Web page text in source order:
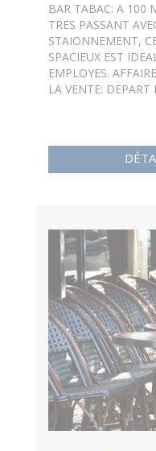
BAR TABAC: A 100
TRES PASSANT
STAIONNEMENT,
SPACIEUX EST
EMPLOYES.
LA VENTE: DEPART